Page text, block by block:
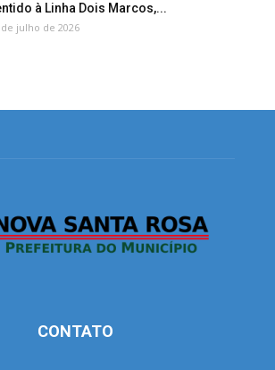
à Linha Dois Marcos,...
julho de 2026
CONTATO